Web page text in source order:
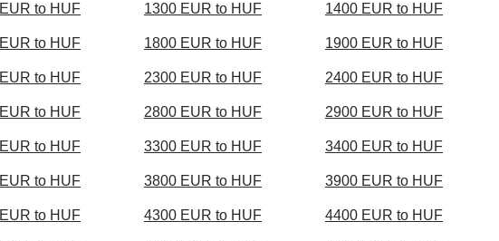
to HUF 1300 EUR to HUF 1400 EUR to HUF
to HUF 1800 EUR to HUF 1900 EUR to HUF
to HUF 2300 EUR to HUF 2400 EUR to HUF
to HUF 2800 EUR to HUF 2900 EUR to HUF
to HUF 3300 EUR to HUF 3400 EUR to HUF
to HUF 3800 EUR to HUF 3900 EUR to HUF
to HUF 4300 EUR to HUF 4400 EUR to HUF